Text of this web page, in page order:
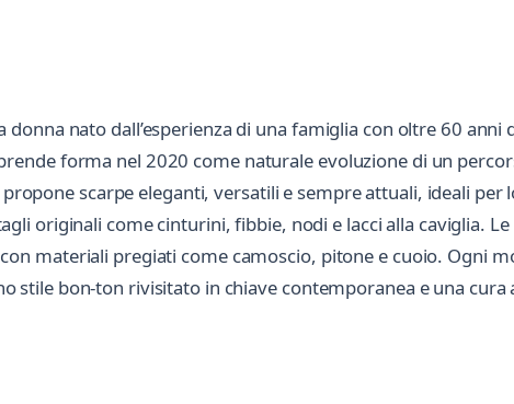
nato dall’esperienza di una famiglia con oltre 60
forma nel 2020 come naturale evoluzione di un
scarpe eleganti, versatili e sempre attuali, ideali
originali come cinturini, fibbie, nodi e lacci alla caviglia.
materiali pregiati come camoscio, pitone e cuoio. Ogni
stile bon-ton rivisitato in chiave contemporanea e una